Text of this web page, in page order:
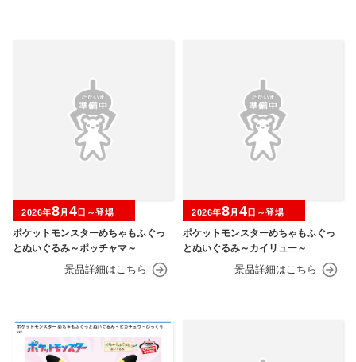
ポケットモンスターめちゃもふぐっ
とぬいぐるみ～ポッチャマ～
2026年8月 4日～登場
ポケットモンスターめちゃもふぐっ
とぬいぐるみ～カイリュー～
2026年8月 4日～登場